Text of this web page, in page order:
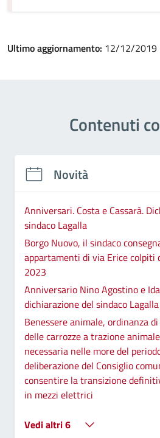
Ultimo aggiornamento: 12/12/2019
Contenuti
Novità
Anniversari. Costa e Cassarà.
sindaco Lagalla
Borgo Nuovo, il sindaco
appartamenti di via Erice colpiti
2023
Anniversario Nino Agostino e
dichiarazione del sindaco Lagalla
Benessere animale, ordinanza
delle carrozze a trazione
necessaria nelle more del
deliberazione del Consiglio
consentire la transizione
in mezzi elettrici
Vedi altri 6